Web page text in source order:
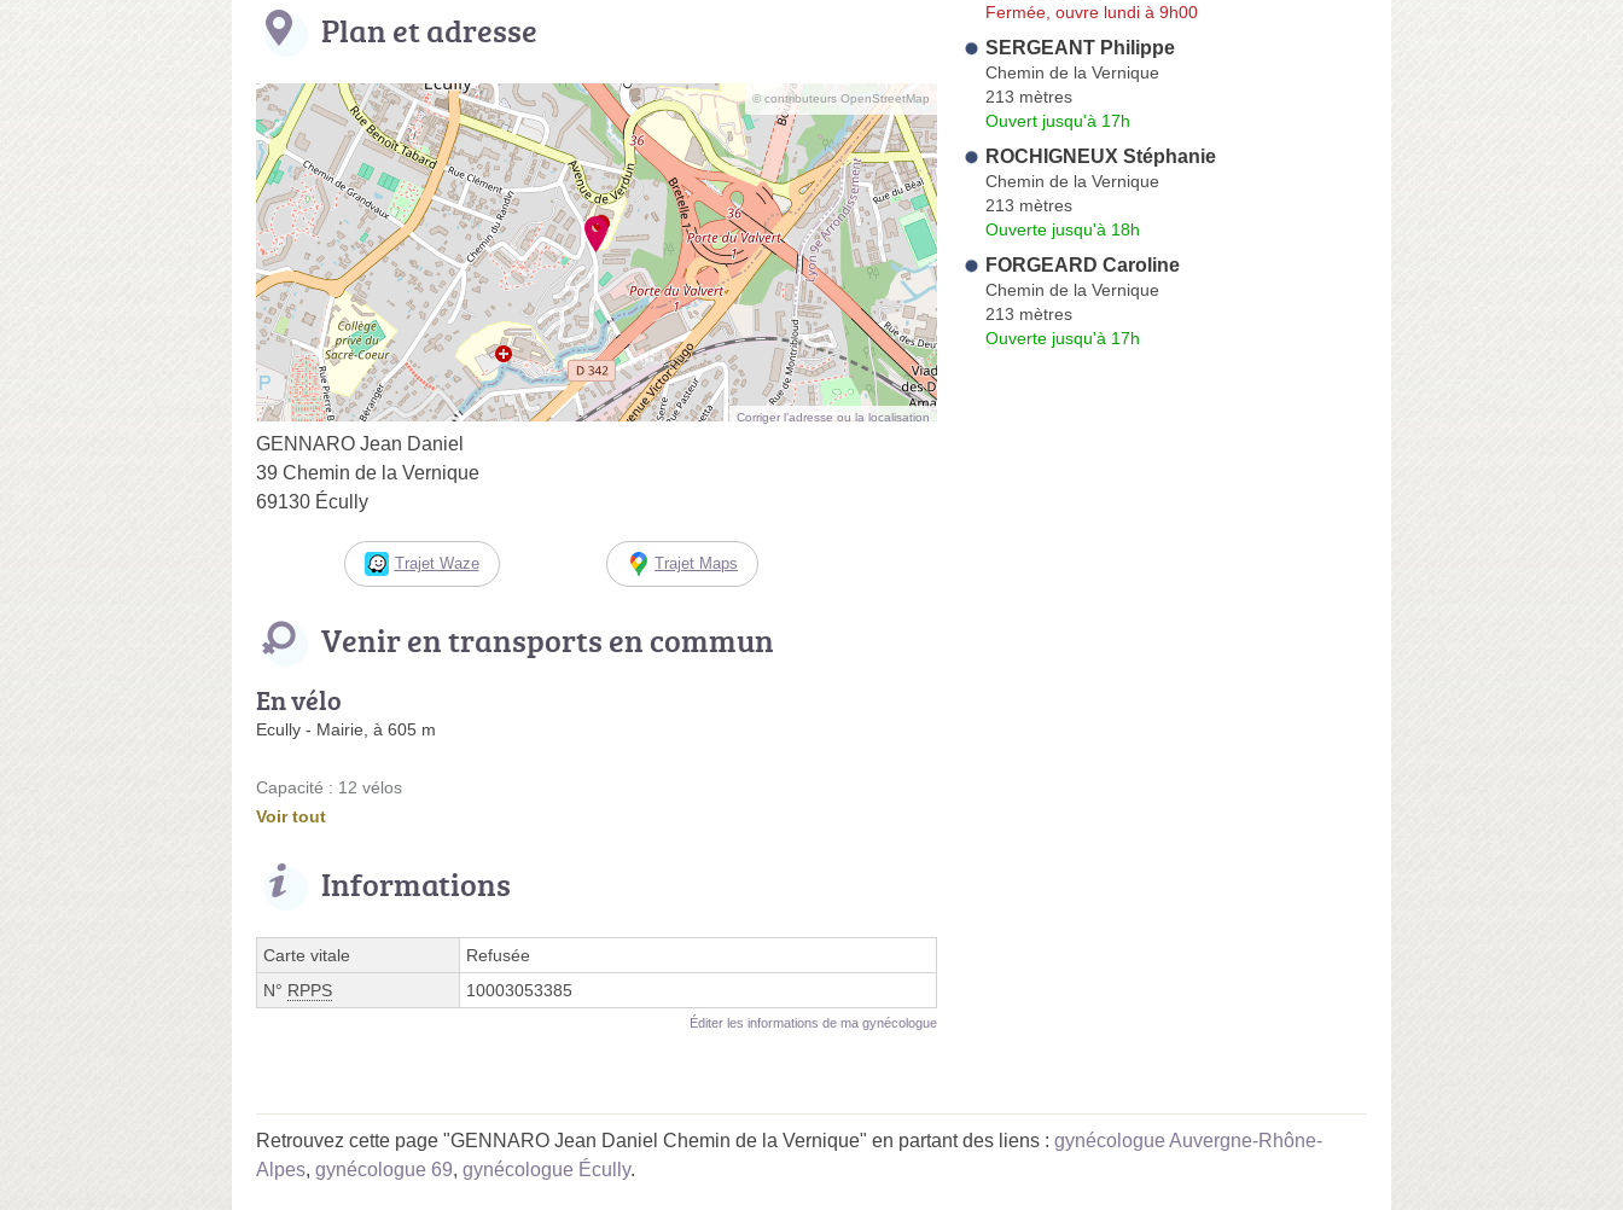
Plan et adresse
© contributeurs OpenStreetMap
Corriger l’adresse ou la localisation
GENNARO Jean Daniel
39 Chemin de la Vernique
69130 Écully
Trajet Waze Trajet Maps
Venir en transports en commun
En vélo
Ecully - Mairie, à 605 m
Capacité : 12 vélos
Voir tout
Informations
Carte vitale
Refusée
N° RPPS 10003053385
Éditer les informations de ma gynécologue
Fermée, ouvre lundi à 9h00
SERGEANT Philippe
Chemin de la Vernique
213 mètres
Ouvert jusqu'à 17h
ROCHIGNEUX Stéphanie
Chemin de la Vernique
213 mètres
Ouverte jusqu'à 18h
FORGEARD Caroline
Chemin de la Vernique
213 mètres
Ouverte jusqu'à 17h
Retrouvez cette page "GENNARO Jean Daniel Chemin de la Vernique" en partant des liens : gynécologue Auvergne-Rhône-
Alpes, gynécologue 69, gynécologue Écully.